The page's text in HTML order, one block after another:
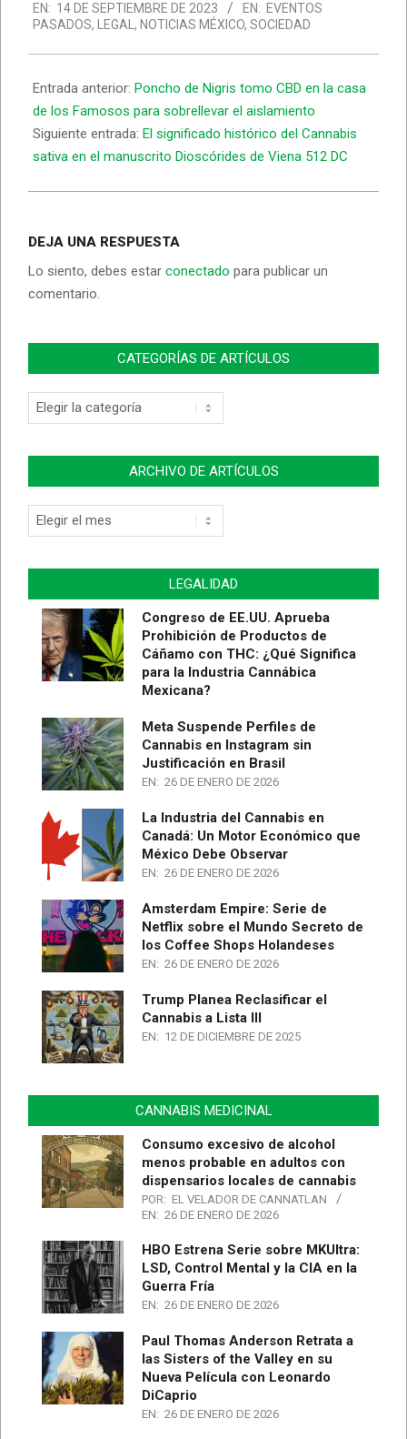
09-
14
EN: 14 DE SEPTIEMBRE DE 2023 EN: EVENTOS
PASADOS, LEGAL , NOTICIAS MÉXICO, SOCIEDAD
Entrada anterior: Poncho de Nigris tomo CBD en la casa
de los Famosos para sobrellevar el aislamiento
Siguiente entrada: El significado histórico del Cannabis
sativa en el manuscrito Dioscórides de Viena 512 DC
DEJA UNA RESPUESTA
Lo siento, debes estar conectado para publicar un
comentario.
CATEGORÍAS DE ARTÍCULOS
Categorías
de
ARCHIVO DE ARTÍCULOS
Archivo
de
LEGALIDAD
Congreso de EE.UU. Aprueba
Prohibición de Productos de
Cáñamo con THC: ¿Qué Significa
para la Industria Cannábica
Mexicana?
Meta Suspende Perfiles de
Cannabis en Instagram sin
Justificación en Brasil
EN: 26 DE ENERO DE 2026
La Industria del Cannabis en
Canadá: Un Motor Económico que
México Debe Observar
EN: 26 DE ENERO DE 2026
Amsterdam Empire: Serie de
Netflix sobre el Mundo Secreto de
los Coffee Shops Holandeses
EN: 26 DE ENERO DE 2026
Trump Planea Reclasificar el
Cannabis a Lista III
EN: 12 DE DICIEMBRE DE 2025
CANNABIS MEDICINAL
Consumo excesivo de alcohol
menos probable en adultos con
dispensarios locales de cannabis
POR: EL VELADOR DE CANNATLAN
EN: 26 DE ENERO DE 2026
HBO Estrena Serie sobre MKUltra:
LSD, Control Mental y la CIA en la
Guerra Fría
EN: 26 DE ENERO DE 2026
Paul Thomas Anderson Retrata a
las Sisters of the Valley en su
Nueva Película con Leonardo
DiCaprio
EN: 26 DE ENERO DE 2026